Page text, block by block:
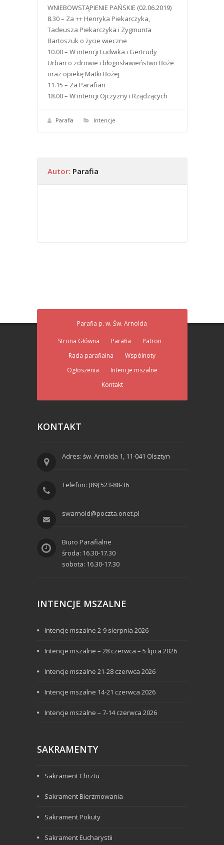
WNIEBOWSTĄPIENIE PAŃSKIE (02.06.2019)
8.30 – Za ++ Henryka Piekarczyka,
Tadeusza Piekarczyka i Zygmunta
Bartoszuk o życie wieczne
10.00 – W intencji Ludwika i Gertrudy
Urban o zdrowie i błogosławieństwo Boże
oraz opiekę Matki Bożej
11.15 – Za Parafian
18.00 – W intencji Ojczyzny i Rządzących
Parafia Intencje
Autor: Parafia
Parafia p. w. Św. Arnolda
Strona Główna Parafia
Patron
Rada parafialna
Wspólnoty
Ogłoszenia
Intencje mszalne
Kontakt
KONTAKT
Adres: św. Arnolda 1, 11-041 Olsztyn
Telefon: (89) 523-88-36
swarnold@poczta.onet.pl
Biuro Parafialne
środa: 16.30-17.30
sobota: 16.30-17.30
INTENCJE MSZALNE
Intencje mszalne 2-9 sierpnia 2026
Intencje mszalne – 28 czerwca – 5 lipca 2026
Intencje mszalne 21-28 czerwca 2026
Intencje mszalne 14-21 czerwca 2026
Intencje mszalne – 7-14 czerwca 2026
SAKRAMENTY
Sakrament Chrztu
Sakrament Bierzmowania
Sakrament Pokuty
Sakrament Eucharystii